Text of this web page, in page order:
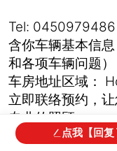
Tel:
含你车辆基本信
和各项车辆问题）
车房地址区域：
立即联络预约，
专业的照顾。
点我【回复